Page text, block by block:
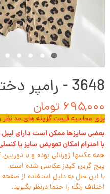
3648 - رامپر دخترانه برند H&M
۶۹۵,۰۰۰ تومان
برای محاسبه قیمت گزینه های مد نظر
بعضی سایزها ممکن است دارای لیبل
با احترام امکان تعویض سایز یا
همه عکسها ژورنالی بوده و با
پیج گرین کیدز عکاسی شده است.
با این حال به دلیل استفاده از
اختلاف رنگ را حتما درنظر بگیرید.